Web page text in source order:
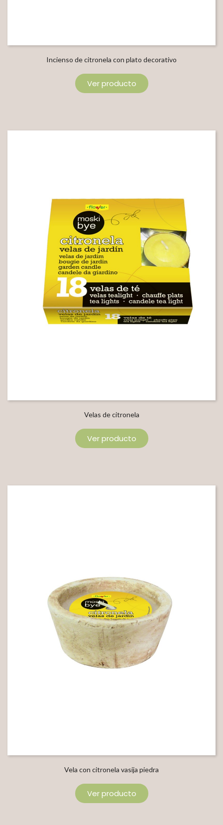
Incienso de citronela con plato decorativo
Ver producto
Velas de citronela
Ver producto
Vela con citronela vasija piedra
Ver producto